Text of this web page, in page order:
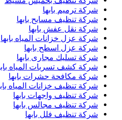
شركة ترميم بابها
شركة تنظيف مسابح بابها
شركة نقل عفش بابها
شركة عزل خزانات المياه بابها
شركة عزل اسطح بابها
شركة تسليك مجارى بابها
شركة كشف تسربات المياه
شركة مكافحة حشرات بابها
شركة تنظيف خزانات المياه
شركة تنظيف واجهات بابها
شركة تنظيف مجالس بابها
شركة تنظيف فلل بابها